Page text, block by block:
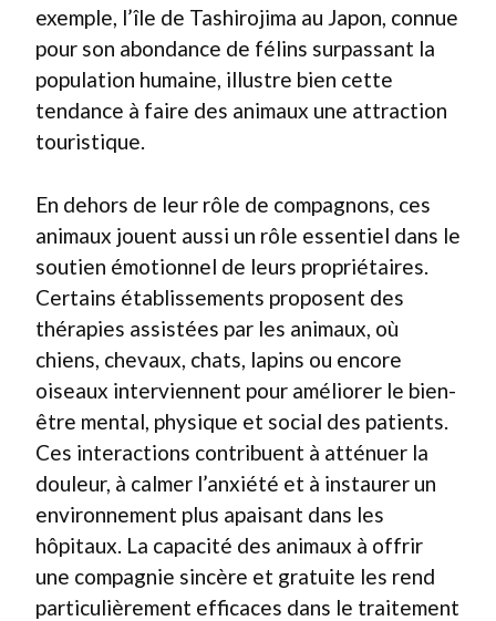
exemple, l’île de Tashirojima au Japon, connue
pour son abondance de félins surpassant la
population humaine, illustre bien cette
tendance à faire des animaux une attraction
touristique.
En dehors de leur rôle de compagnons, ces
animaux jouent aussi un rôle essentiel dans le
soutien émotionnel de leurs propriétaires.
Certains établissements proposent des
thérapies assistées par les animaux, où
chiens, chevaux, chats, lapins ou encore
oiseaux interviennent pour améliorer le bien-
être mental, physique et social des patients.
Ces interactions contribuent à atténuer la
douleur, à calmer l’anxiété et à instaurer un
environnement plus apaisant dans les
hôpitaux. La capacité des animaux à offrir
une compagnie sincère et gratuite les rend
particulièrement efficaces dans le traitement